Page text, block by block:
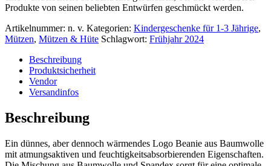
Produkte von seinen beliebten Entwürfen geschmückt werden.
Artikelnummer: n. v. Kategorien: Kindergeschenke für 1-3 Jährige,
Mützen, Mützen & Hüte Schlagwort: Frühjahr 2024
Beschreibung
Produktsicherheit
Vendor
Versandinfos
Beschreibung
Ein dünnes, aber dennoch wärmendes Logo Beanie aus Baumwolle
mit atmungsaktiven und feuchtigkeitsabsorbierenden Eigenschaften.